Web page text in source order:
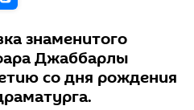
знаменитого
Джаббарлы
со дня рождения